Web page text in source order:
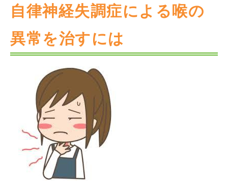
自律神経失調症による喉の
異常を治すには